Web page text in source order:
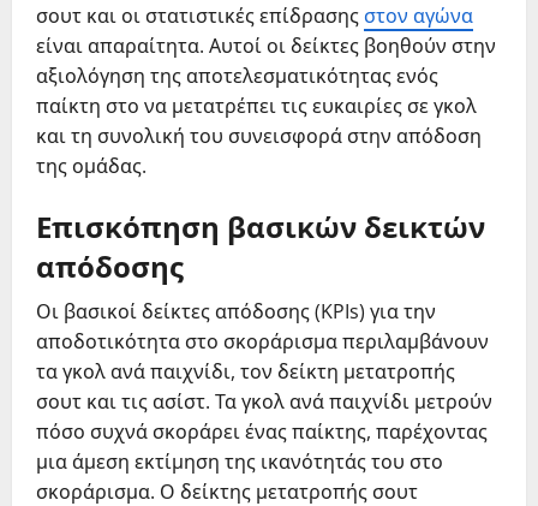
σουτ και οι στατιστικές επίδρασηςστον αγώνα
είναι απαραίτητα. Αυτοί οι δείκτες βοηθούν στην
αξιολόγηση της αποτελεσματικότητας ενός
παίκτη στο να μετατρέπει τις ευκαιρίες σε γκολ
και τη συνολική του συνεισφορά στην απόδοση
της ομάδας.
Επισκόπηση βασικών δεικτών
απόδοσης
Οι βασικοί δείκτες απόδοσης (KPIs) για την
αποδοτικότητα στο σκοράρισμα περιλαμβάνουν
τα γκολ ανά παιχνίδι, τον δείκτη μετατροπής
σουτ και τις ασίστ. Τα γκολ ανά παιχνίδι μετρούν
πόσο συχνά σκοράρει ένας παίκτης, παρέχοντας
μια άμεση εκτίμηση της ικανότητάς του στο
σκοράρισμα. Ο δείκτης μετατροπής σουτ